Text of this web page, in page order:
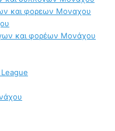
και φορεων Μοναχου
και φορέων Μονάχου